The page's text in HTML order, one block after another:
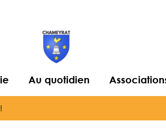
Au quotidien